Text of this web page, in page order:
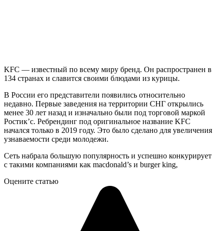
KFC — известный по всему миру бренд. Он распространен в
134 странах и славится своими блюдами из курицы.
В России его представители появились относительно
недавно. Первые заведения на территории СНГ открылись
менее 30 лет назад и изначально были под торговой маркой
Ростик’с. Ребрендинг под оригинальное название KFC
начался только в 2019 году. Это было сделано для увеличения
узнаваемости среди молодежи.
Сеть набрала большую популярность и успешно конкурирует
с такими компаниями как macdonald’s и burger king,
Оцените статью